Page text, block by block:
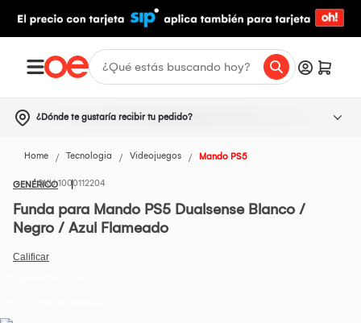
¿Dónde te gustaría recibir tu pedido?
Home Tecnologia Videojuegos Mando PS5
GENÉRICO1000112204
Funda para Mando PS5 Dualsense Blanco /
Negro / Azul Flameado